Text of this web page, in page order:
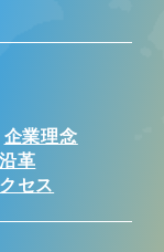
企業理念
革
セス